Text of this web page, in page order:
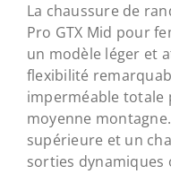
La chaussure de
Pro GTX Mid pour
un modèle léger et
flexibilité
imperméable totale
moyenne
supérieure et un
sorties dynamiques